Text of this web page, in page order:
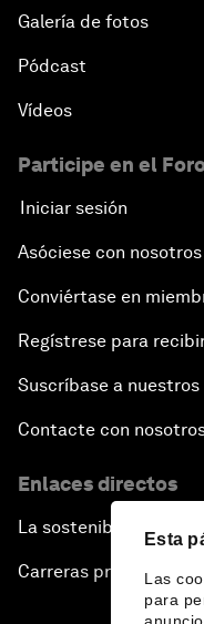
Esta
Las
para
Galería de fotos
Pódcast
Vídeos
Participe en el
Iniciar sesión
Asóciese con nosotros
Conviértase en
Regístrese para
Suscríbase a
Contacte con
Enlaces directos
La sostenibilidad en el
Carreras profesionales